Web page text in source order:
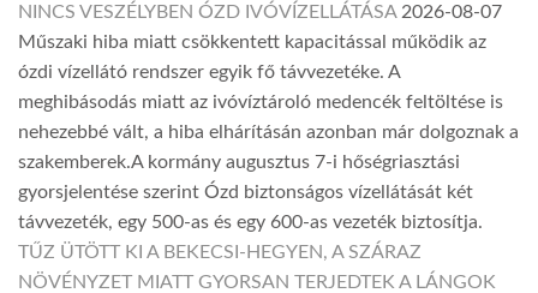
NINCS VESZÉLYBEN ÓZD IVÓVÍZELLÁTÁSA 2026-08-07
Műszaki hiba miatt csökkentett kapacitással működik az
ózdi vízellátó rendszer egyik fő távvezetéke. A
meghibásodás miatt az ivóvíztároló medencék feltöltése is
nehezebbé vált, a hiba elhárításán azonban már dolgoznak a
szakemberek.A kormány augusztus 7-i hőségriasztási
gyorsjelentése szerint Ózd biztonságos vízellátását két
távvezeték, egy 500-as és egy 600-as vezeték biztosítja.
TŰZ ÜTÖTT KI A BEKECSI-HEGYEN, A SZÁRAZ
NÖVÉNYZET MIATT GYORSAN TERJEDTEK A LÁNGOK